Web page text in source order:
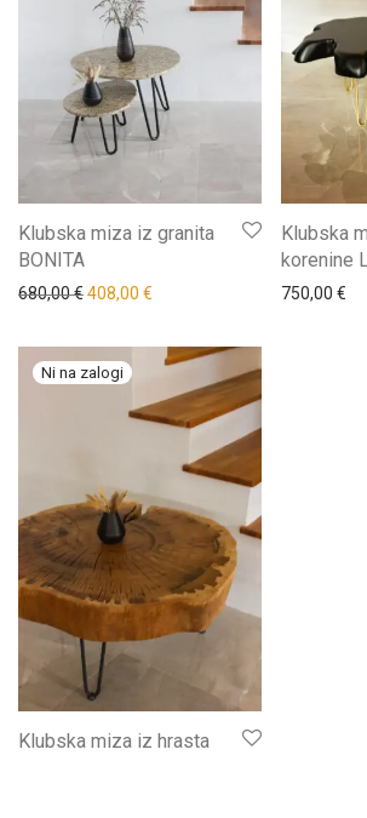
Klubska miza iz granita
BONITA
680,00€408,00 €
Klubska
korenine
750,00 €
Klubska miza iz hrasta